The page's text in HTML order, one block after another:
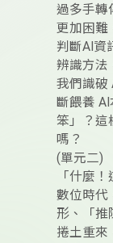
過多手轉
更加困難
判斷AI資
辨識方法
我們識破
斷餵養
笨」？這
嗎？
(單元二)
「什麼
數位時代
形、「推
捲土重來